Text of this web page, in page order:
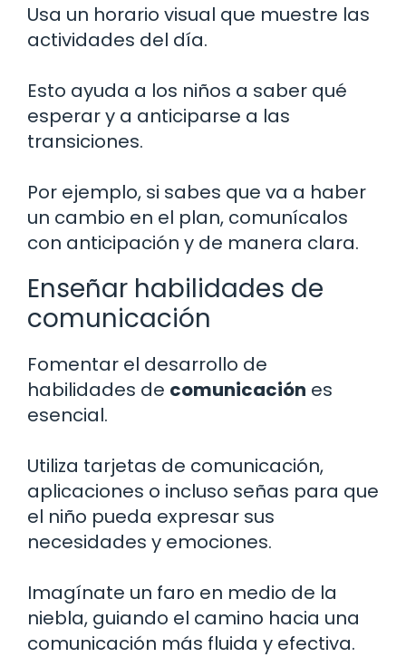
Usa un horario visual que muestre las
actividades del día.
Esto ayuda a los niños a saber qué
esperar y a anticiparse a las
transiciones.
Por ejemplo, si sabes que va a haber
un cambio en el plan, comunícalos
con anticipación y de manera clara.
Enseñar habilidades de
comunicación
Fomentar el desarrollo de
habilidades de comunicación es
esencial.
Utiliza tarjetas de comunicación,
aplicaciones o incluso señas para que
el niño pueda expresar sus
necesidades y emociones.
Imagínate un faro en medio de la
niebla, guiando el camino hacia una
comunicación más fluida y efectiva.